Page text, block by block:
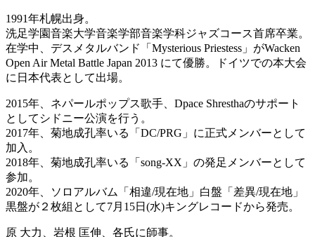
1991年札幌出身。
洗足学園音楽大学音楽学部音楽学科ジャズコース首席卒業。
在学中、デスメタルバンド「Mysterious Priestess」がWacken
Open Air Metal Battle Japan 2013 にて優勝。ドイツでの本大会
に日本代表として出場。
2015年、ネパールポップス歌手、Dpace Shresthaのサポート
としてシドニー公演を行う。
2017年、菊地成孔率いる「DC/PRG」に正式メンバーとして
加入。
2018年、菊地成孔率いる「song-XX」の発足メンバーとして
参加。
2020年、ソロアルバム「相違/現在地」白盤「差異/現在地」
黒盤が２枚組として7月15日(水)キングレコードから発売。
原 大力、岩根 匡伸、各氏に師事。